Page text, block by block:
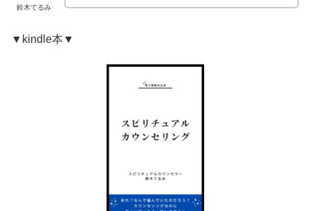
鈴木てるみ
▼kindle本▼